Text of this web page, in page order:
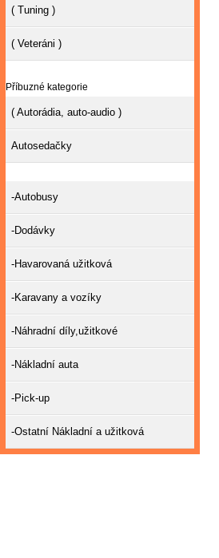
( Tuning )
( Veteráni )
Příbuzné kategorie
( Autorádia, auto-audio )
Autosedačky
-Autobusy
-Dodávky
-Havarovaná užitková
-Karavany a vozíky
-Náhradní díly,užitkové
-Nákladní auta
-Pick-up
-Ostatní Nákladní a užitková